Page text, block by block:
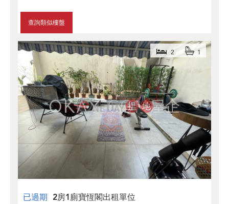
查詢類似樓盤
已過期 2房1廁寶恆閣出租單位
2 1